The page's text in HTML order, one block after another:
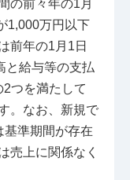
の前々年の1月
1,000万円以下
前年の1月1日
と給与等の支払
つを満たして
。なお、新規で
基準期間が存在
売上に関係なく